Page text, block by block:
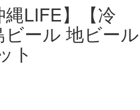
縄LIFE】【冷
ール 地ビール
ト